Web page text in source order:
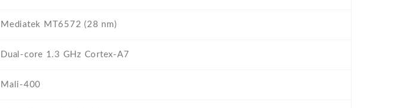
Mediatek MT6572 (28 nm)
Dual-core 1.3 GHz Cortex-A7
Mali-400